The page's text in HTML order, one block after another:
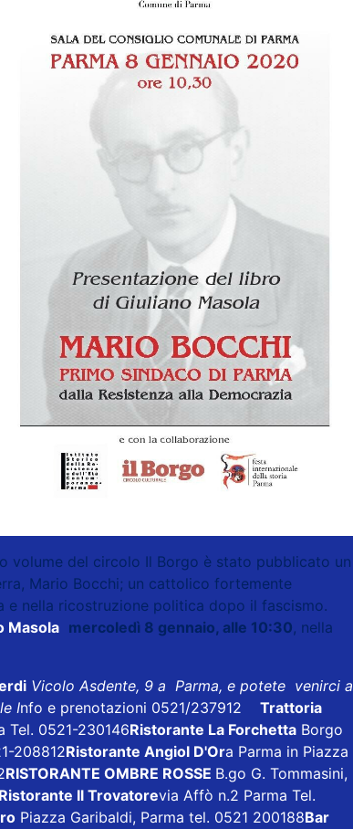
volume del circolo Il Borgo è stato pubblicato un
Mario Bocchi; un cattolico fortemente
e nella ricostruzione politica dopo il fascismo.
Masola mercoledì 8 gennaio, alle 10:30, nella
Vicolo Asdente, 9 a Parma, e potete venirci a
Info e prenotazioni 0521/237912 Trattoria
Tel. 0521-230146Ristorante La Forchetta Borgo
208812Ristorante Angiol D'Ora Parma in Piazza
RISTORANTE OMBRE ROSSE B.go G. Tommasini,
Ristorante Il Trovatorevia Affò n.2 Parma Tel.
Piazza Garibaldi, Parma tel. 0521 200188Bar